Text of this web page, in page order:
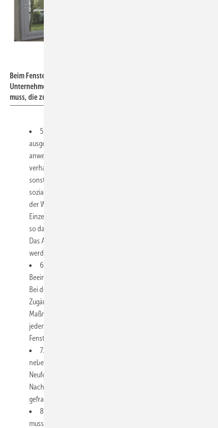
Beim Fenstertausch sind oft keine Planer involviert, so dass der
Unternehmer eine Reihe von Planungsleistungen übernehmen
muss, die zusätzlich vergütet werden können.
5. Die Fenstersanierung wird in bewohnten Einheiten
ausgeführt; die Bewohner sind während der Ausführung häufig
anwesend. Die Monteure müssen sich korrekt und sauber
verhalten und haben auch ihrerseits keine „Privatsphäre“, wie
sonst bei der Durchführung der Maßnahmen im Rohbau. Das
soziale Umfeld während der Arbeiten, wie zum Beispiel Zustand
der Wohnungen und die allgemeine Wohnsituation kann in
Einzelfällen für die Monteure psychologisch bedrückend sein,
so dass darüber auch im Betrieb gesprochen werden sollte.
Das Arbeitsergebnis darf hierdurch aber nicht beeinträchtigt
werden.
6. Es ist zu prüfen, ob die Maßnahmen ohne
Beeinträchtigung der Bewohner durchgeführt werden können.
Bei der Fenstersanierung in größeren Mietobjekten ist die
Zugänglichkeit zu organisieren und der zeitliche Ablauf der
Maßnahme genau zu planen. Ebenso ist der Raumabschluss zu
jedem Arbeitsende sicherzustellen (Temporäre Schließung der
Fensteröffnung durch Folien, Platten etc.).
7. Oft ist der Fenstermonteur der einzige Handwerker, der
neben der Demontage der Altfenster und der Montage der
Neufenster auch kleinere Reparaturarbeiten wie zum Beispiel
Nachputzarbeiten durchführt. Hier sind echte „Allrounder“
gefragt!
8. Die Befestigung des neuen (und oft schwereren) Fensters
muss auch bei gestiegenen Fugenbreiten 100 % sicher halten.